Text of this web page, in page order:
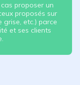
proposer un
proposés sur
etc.) parce
et ses clients